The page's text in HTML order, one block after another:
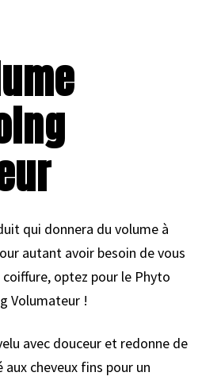
qui donnera du volume à
autant avoir besoin de vous
optez pour le Phyto
Volumateur !
avec douceur et redonne de
cheveux fins pour un